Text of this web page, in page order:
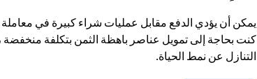
كنت بحاجة إلى تمويل عناصر باهظة الثمن بتكلفة
التنازل عن نمط الحياة.